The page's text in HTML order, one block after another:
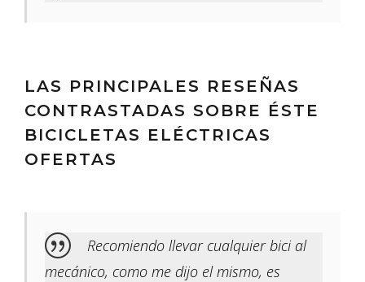
LAS PRINCIPALES RESEÑAS
CONTRASTADAS SOBRE ÉSTE
BICICLETAS ELÉCTRICAS
OFERTAS
Recomiendo llevar cualquier bici al
mecánico, como me dijo el mismo, es